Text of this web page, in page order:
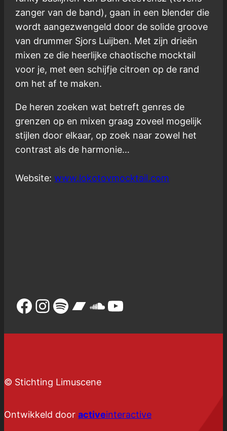
zanger van de band), gaan in een blender die
wordt aangezwengeld door de solide groove
van drummer Sjors Luijben. Met zijn drieën
mixen ze die heerlijke chaotische mocktail
voor je, met een schijfje citroen op de rand
om het af te maken.
De heren zoeken wat betreft genres de
grenzen op en mixen graag zoveel mogelijk
stijlen door elkaar, op zoek naar zowel het
contrast als de harmonie…
Website:www.lokotovmocktail.com
Facebook
Instagram
Spotify
Bandcamp
SoundCloud
YouTube
© Stichting Limuscene
Ontwikkeld door activeinteractive